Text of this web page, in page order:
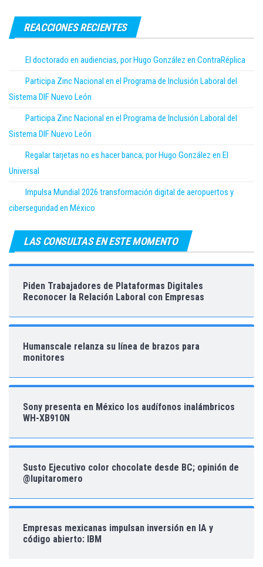
REACCIONES RECIENTES
El doctorado en audiencias, por Hugo González en ContraRéplica
Participa Zinc Nacional en el Programa de Inclusión Laboral del
Sistema DIF Nuevo León
Participa Zinc Nacional en el Programa de Inclusión Laboral del
Sistema DIF Nuevo León
Regalar tarjetas no es hacer banca; por Hugo González en El
Universal
Impulsa Mundial 2026 transformación digital de aeropuertos y
ciberseguridad en México
LAS CONSULTAS EN ESTE MOMENTO
Piden Trabajadores de Plataformas Digitales
Reconocer la Relación Laboral con Empresas
Humanscale relanza su línea de brazos para
monitores
Sony presenta en México los audífonos inalámbricos
WH-XB910N
Susto Ejecutivo color chocolate desde BC; opinión de
@lupitaromero
Empresas mexicanas impulsan inversión en IA y
código abierto: IBM